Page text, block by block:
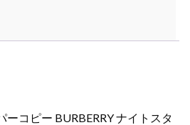
コピー BURBERRY ナイトスタ